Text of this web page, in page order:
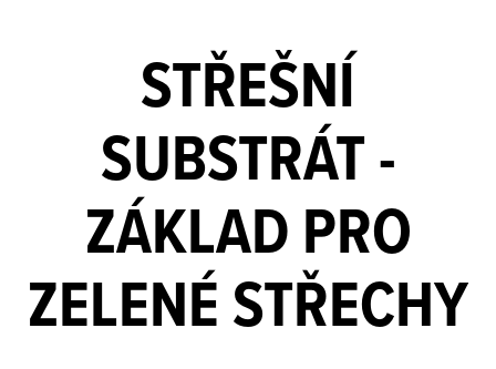
STŘEŠNÍ
SUBSTRÁT -
ZÁKLAD PRO
ZELENÉ STŘECHY